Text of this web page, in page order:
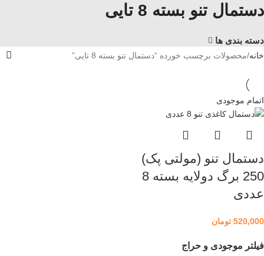
دستمال تنو بسته 8 تایی
دسته بندی ها
فیلتر موجودی و حراج
خانه محصولات برچسب خورده “دستمال تنو بسته 8 تایی”
اتمام موجودی
دستمال تنو (مولتی پک)
250 برگ دولایه بسته 8
عددی
520,000 تومان